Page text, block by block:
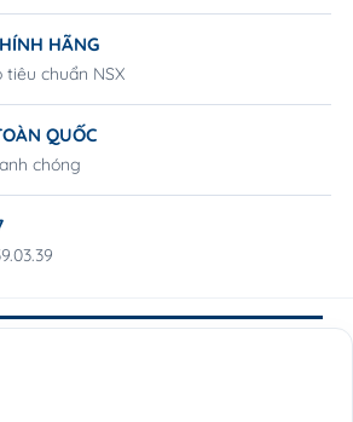
HÃNG
chuẩn NSX
QUỐC
chóng